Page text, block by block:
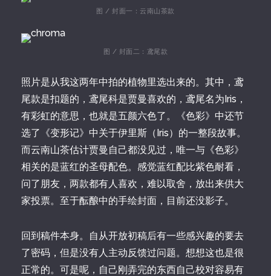
图 / 封面一：云南山茶款
图 / 封面二：鸢尾款
照片是从我这两年中拍的植物里选出来的。其中，鸢
尾款是扣题的，鸢尾科是贾曼喜欢的，鸢尾名为Iris，
有彩虹的意思，也就是五颜六色了。《色彩》中还节
选了《变形记》中关于伊里斯（Iris）的一整段故事。
而云南山茶估计贾曼自己都没见过，唯一与《色彩》
相关的是蓝红的圣母配色。感觉蓝红配比紫色耐看，
问了朋友，两款都有人喜欢，难以取舍，放出来供大
家投票。至于酝酿中的手绘封面，目前还没影子。
回到稿件本身。自从开放初稿后有一些感兴趣的要去
了密码，但是没有人主动反馈过问题。想想这也是很
正常的。可是呢，自己刚弄完的东西自己校对容易有